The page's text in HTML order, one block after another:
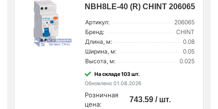
NBH8LE-40 (R) CHINT 206065
Артикул:
206065
Бренд:
CHINT
Длина, м:
0.08
Ширина, м:
0.05
Высота, м:
0.025
На складе 103 шт.
Обновлено 01.08.2026
Розничная
цена:
743.59 / шт.